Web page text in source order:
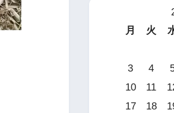
月
火
3
4
10
11
17
18